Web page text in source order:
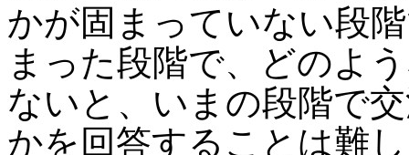
かが固まっていない段
まった段階で、どのよ
ないと、いまの段階で
かを回答することは難